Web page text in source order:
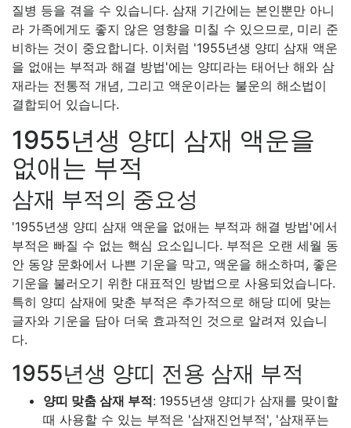
질병 등을 겪을 수 있습니다. 삼재 기간에는 본인뿐만 아니
라 가족에게도 좋지 않은 영향을 미칠 수 있으므로, 미리 준
비하는 것이 중요합니다. 이처럼 '1955년생 양띠 삼재 액운
을 없애는 부적과 해결 방법'에는 양띠라는 태어난 해와 삼
재라는 전통적 개념, 그리고 액운이라는 불운의 해소법이
결합되어 있습니다.
1955년생 양띠 삼재 액운을
없애는 부적
삼재 부적의 중요성
'1955년생 양띠 삼재 액운을 없애는 부적과 해결 방법'에서
부적은 빠질 수 없는 핵심 요소입니다. 부적은 오랜 세월 동
안 동양 문화에서 나쁜 기운을 막고, 액운을 해소하며, 좋은
기운을 불러오기 위한 대표적인 방법으로 사용되었습니다.
특히 양띠 삼재에 맞춘 부적은 추가적으로 해당 띠에 맞는
글자와 기운을 담아 더욱 효과적인 것으로 알려져 있습니
다.
1955년생 양띠 전용 삼재 부적
양띠 맞춤 삼재 부적: 1955년생 양띠가 삼재를 맞이할
때 사용할 수 있는 부적은 '삼재진언부적', '삼재푸는